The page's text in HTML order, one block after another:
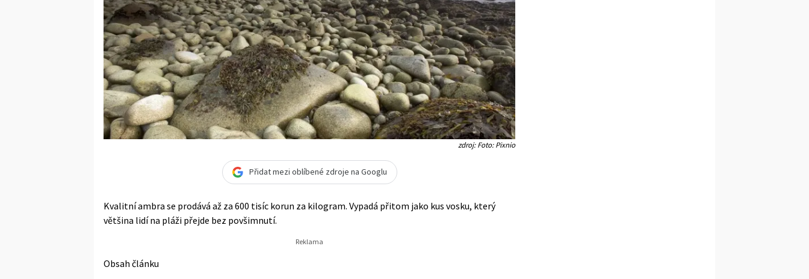
zdroj: Foto: Pixnio
Přidat mezi oblíbené zdroje na Googlu
Kvalitní ambra se prodává až za 600 tisíc korun za kilogram. Vypadá přitom jako kus vosku, který
většina lidí na pláži přejde bez povšimnutí.
Obsah článku